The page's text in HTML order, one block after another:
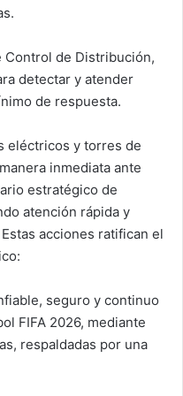
Control de Distribución,
detectar y atender
de respuesta.
eléctricos y torres de
inmediata ante
estratégico de
atención rápida y
acciones ratifican el
seguro y continuo
FIFA 2026, mediante
respaldadas por una